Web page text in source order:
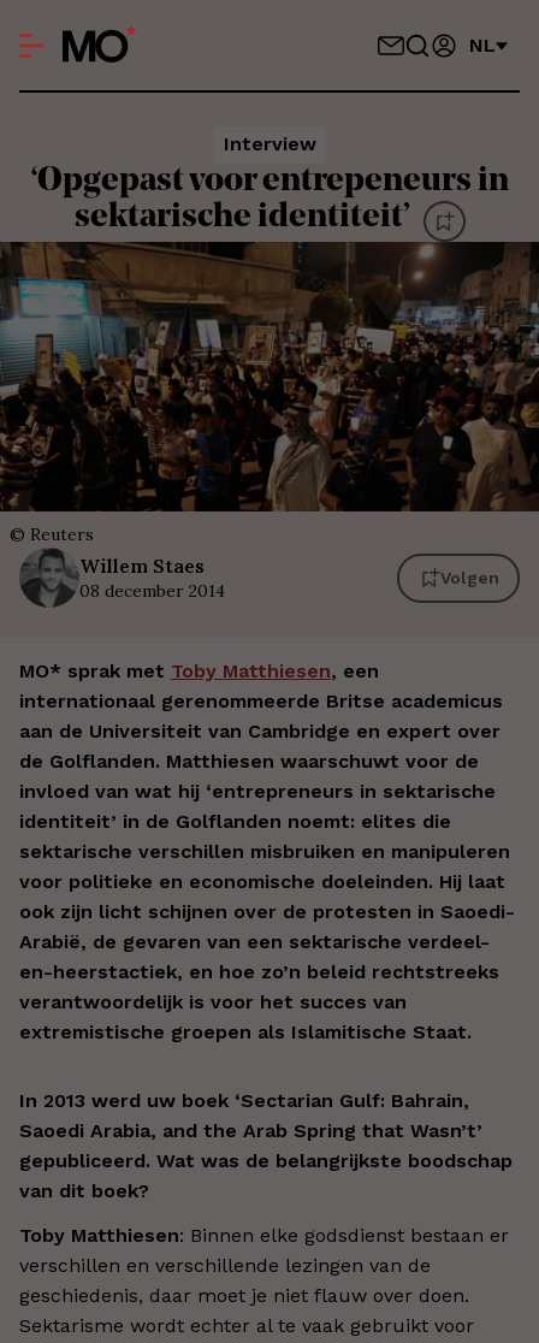
NL
Interview
‘Opgepast voor entrepeneurs in
sektarische identiteit’
© Reuters
Willem Staes
08 december 2014
Volgen
MO* sprak met Toby Matthiesen, een
internationaal gerenommeerde Britse academicus
aan de Universiteit van Cambridge en expert over
de Golflanden. Matthiesen waarschuwt voor de
invloed van wat hij ‘entrepreneurs in sektarische
identiteit’ in de Golflanden noemt: elites die
sektarische verschillen misbruiken en manipuleren
voor politieke en economische doeleinden. Hij laat
ook zijn licht schijnen over de protesten in Saoedi-
Arabië, de gevaren van een sektarische verdeel-
en-heerstactiek, en hoe zo’n beleid rechtstreeks
verantwoordelijk is voor het succes van
extremistische groepen als Islamitische Staat.
In 2013 werd uw boek ‘Sectarian Gulf: Bahrain,
Saoedi Arabia, and the Arab Spring that Wasn’t’
gepubliceerd. Wat was de belangrijkste boodschap
van dit boek?
Toby Matthiesen: Binnen elke godsdienst bestaan er
verschillen en verschillende lezingen van de
geschiedenis, daar moet je niet flauw over doen.
Sektarisme wordt echter al te vaak gebruikt voor